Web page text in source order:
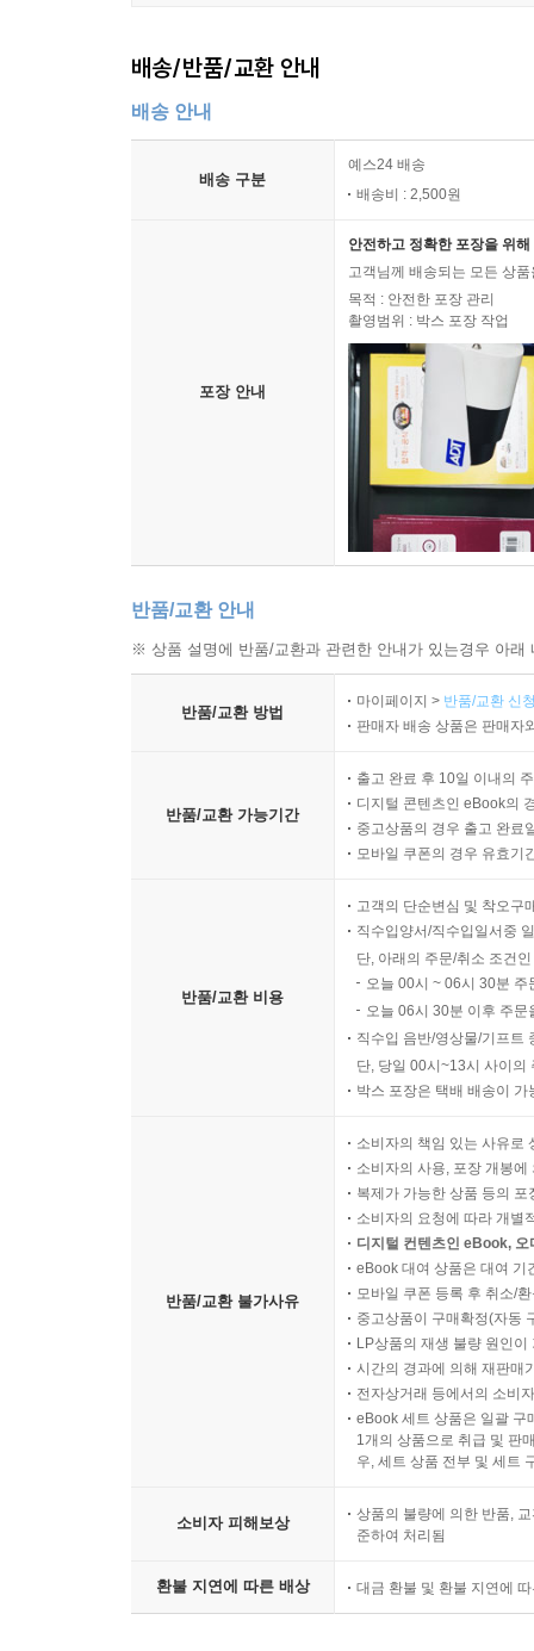
배송/반품/교환 안내
배송 안내
배송 구분
예스24 배송
배송비 : 2,500원
포장 안내
안전하고 정확한 포장을 위
고객님께 배송되는 모든 상
목적 : 안전한 포장 관리
촬영범위 : 박스 포장 작업
반품/교환 안내
※ 상품 설명에 반품/교환과 관련한 안내가 있는경우 아
반품/교환 방법
마이페이지 > 반품/교환 신
판매자 배송 상품은 판매자
반품/교환 가능기간
출고 완료 후 10일 이내의
디지털 콘텐츠인 eBook의
중고상품의 경우 출고 완료
모바일 쿠폰의 경우 유효기
반품/교환 비용
고객의 단순변심 및 착오구
직수입양서/직수입일서중
단, 아래의 주문/취소 조건
오늘 00시 ~ 06시 30분
오늘 06시 30분 이후 주
직수입 음반/영상물/기프트
단, 당일 00시~13시 사이의
박스 포장은 택배 배송이
반품/교환 불가사유
소비자의 책임 있는 사유로
소비자의 사용, 포장 개봉
복제가 가능한 상품 등의
소비자의 요청에 따라 개별
디지털 컨텐츠인 eBook,
eBook 대여 상품은 대여 기
모바일 쿠폰 등록 후 취소/
중고상품이 구매확정(자동
LP상품의 재생 불량 원인
시간의 경과에 의해 재판매
전자상거래 등에서의 소비
eBook 세트 상품은 일괄 구
1개의 상품으로 취급 및 판
우, 세트 상품 전부 및 세트
소비자 피해보상
상품의 불량에 의한 반품,
준하여 처리됨
환불 지연에 따른 배상 대금 환불 및 환불 지연에